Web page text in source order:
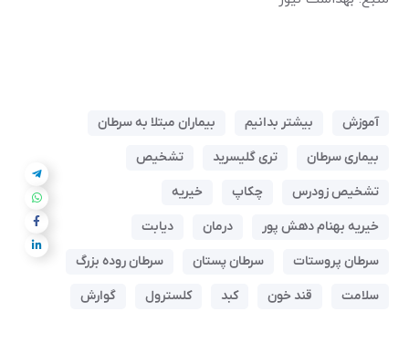
آموزش بیشتر بدانیم
بیماران مبتلا به سرطان
بیماری سرطان
تری گلیسرید
تشخیص
تشخیص زودرس
چکاپ
خیریه
خیریه بهنام دهش پور
درمان
دیابت
سرطان پروستات
سرطان پستان
سرطان روده بزرگ
سلامت
قند خون کبد کلسترول گوارش